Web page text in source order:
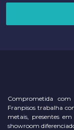
Comprometida
Franpisos trabalha
metais, presentes
showroom